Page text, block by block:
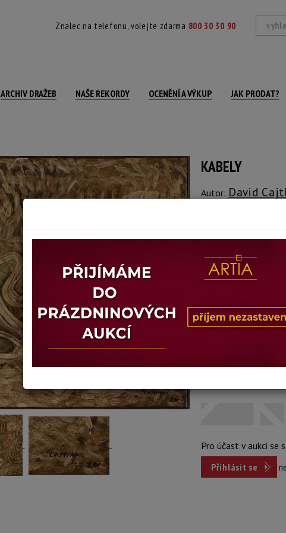
Znalec na telefonu, volejte zdarma 800 30 30 90
ARCHIV DRAŽEB NAŠE REKORDY OCENĚNÍ A VÝKUP JAK PRODAT?
KABELY
Autor: David
Signováno a datováno
Technika: olej na
Šířka: 100 cm, výška: 80
Stav: dobrý
Dosažená
Pro účast v aukci se
Přihlásit se